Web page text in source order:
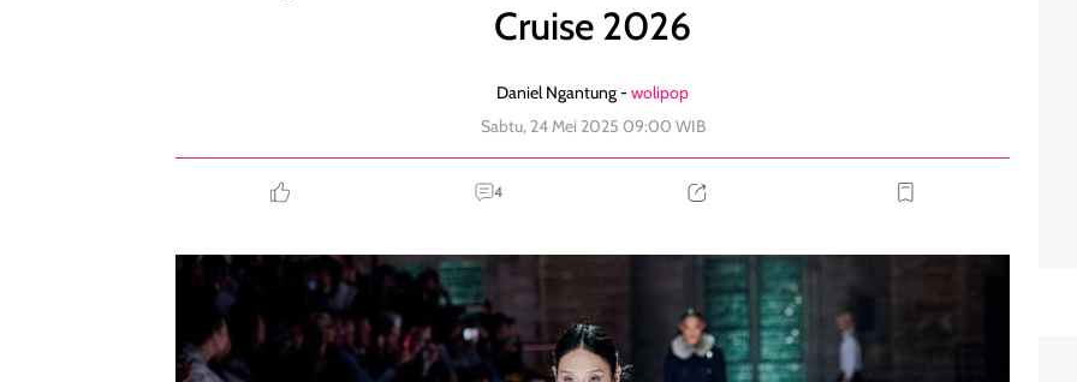
Cruise 2026
Daniel Ngantung -wolipop
Sabtu, 24 Mei 2025 09:00 WIB
4